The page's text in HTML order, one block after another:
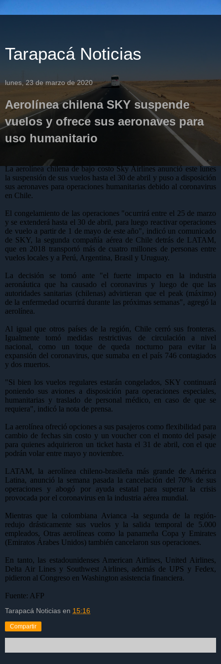
Tarapacá Noticias
lunes, 23 de marzo de 2020
Aerolínea chilena SKY suspende
vuelos y ofrece sus aeronaves para
uso humanitario
La aerolínea chilena de bajo costo Sky Airlines anunció este lunes
la suspensión de sus vuelos hasta el 30 de abril y puso a disposición
sus aeronaves para operaciones humanitarias debido al coronavirus
en Chile.
El congelamiento de las operaciones "ocurrirá entre el 25 de marzo
y se extenderá hasta el 30 de abril, para luego reactivar operaciones
de vuelo a partir de 1 de mayo de este año", indicó un comunicado
de SKY, la segunda compañía aérea de Chile detrás de LATAM,
que en 2018 transportó más de cuatro millones de personas entre
vuelos locales y a Perú, Argentina, Brasil y Uruguay.
La decisión se tomó ante "el fuerte impacto en la industria
aeronáutica que ha causado el coronavirus y luego de que las
autoridades sanitarias (chilenas) advirtieran que el peak (máximo)
de la enfermedad ocurrirá durante las próximas semanas", agregó la
aerolínea.
Al igual que otros países de la región, Chile cerró sus fronteras.
Igualmente tomó medidas restrictivas de circulación a nivel
nacional, como un toque de queda nocturno para evitar la
expansión del coronavirus, que sumaba en el país 746 contagiados
y dos muertos.
"Si bien los vuelos regulares estarán congelados, SKY continuará
poniendo sus aviones a disposición para operaciones especiales,
humanitarias y traslado de personal médico, en caso de que se
requiera", indicó la nota de prensa.
La aerolínea ofreció opciones a sus pasajeros como flexibilidad para
cambio de fechas sin costo y un voucher con el monto del pasaje
para quienes adquirieron un ticket hasta el 31 de abril, con el que
podrán volar entre mayo y noviembre.
LATAM, la aerolínea chileno-brasileña más grande de América
Latina, anunció la semana pasada la cancelación del 70% de sus
operaciones y abogó por ayuda estatal para superar la crisis
provocada por el coronavirus en la industria aérea mundial.
Mientras que la colombiana Avianca -la segunda de la región-
redujo drásticamente sus vuelos y la salida temporal de 5.000
empleados, Otras aerolíneas como la panameña Copa y Emirates
(Emiratos Árabes Unidos) también cancelaron sus operaciones.
En tanto, las estadounidenses American Airlines, United Airlines,
Delta Air Lines y Southwest Airlines, además de UPS y Fedex,
pidieron al Congreso en Washington asistencia financiera.
Fuente: AFP
Tarapacá Noticias en 15:16
Compartir